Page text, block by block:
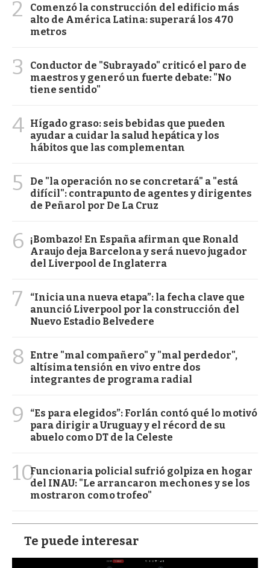
2
Comenzó la construcción del edificio más
alto de América Latina: superará los 470
metros
3
Conductor de "Subrayado" criticó el paro de
maestros y generó un fuerte debate: "No
tiene sentido"
4 Hígado graso: seis bebidas que pueden
ayudar a cuidar la salud hepática y los
hábitos que las complementan
5
De "la operación no se concretará" a "está
difícil": contrapunto de agentes y dirigentes
de Peñarol por De La Cruz
6
¡Bombazo! En España afirman que Ronald
Araujo deja Barcelona y será nuevo jugador
del Liverpool de Inglaterra
7
“Inicia una nueva etapa”: la fecha clave que
anunció Liverpool por la construcción del
Nuevo Estadio Belvedere
8
Entre "mal compañero" y "mal perdedor",
altísima tensión en vivo entre dos
integrantes de programa radial
9
“Es para elegidos”: Forlán contó qué lo motivó
para dirigir a Uruguay y el récord de su
abuelo como DT de la Celeste
10Funcionaria policial sufrió golpiza en hogar
del INAU: "Le arrancaron mechones y se los
mostraron como trofeo"
Te puede interesar